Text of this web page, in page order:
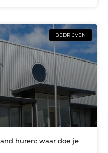
BEDRIJVEN
huren: waar doe je